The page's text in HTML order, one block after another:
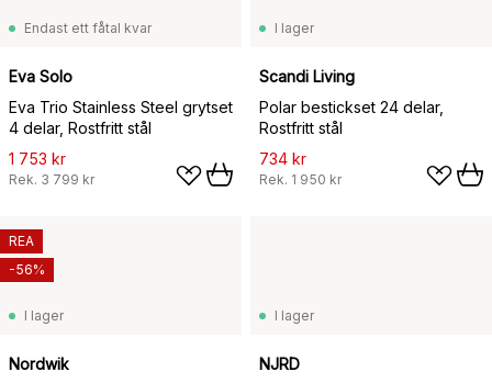
Endast ett fåtal kvar
Eva Solo
Eva Trio Stainless Steel grytset
4 delar, Rostfritt stål
1 753 kr
Rek. 3 799 kr
I lager
Scandi Living
Polar bestickset 24 delar,
Rostfritt stål
734 kr
Rek. 1 950 kr
I lager
Nordwik
REA
-56%
I lager
NJRD